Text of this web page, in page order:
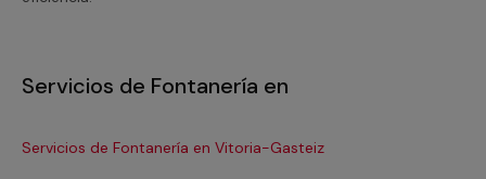
Servicios de Fontanería en
Servicios de Fontanería en Vitoria-Gasteiz